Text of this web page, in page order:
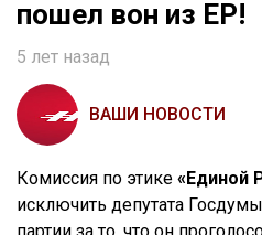
пошел вон из ЕР!
5 лет назад
ВАШИ НОВОСТИ
Комиссия по этике «Единой
исключить депутата Госдумы